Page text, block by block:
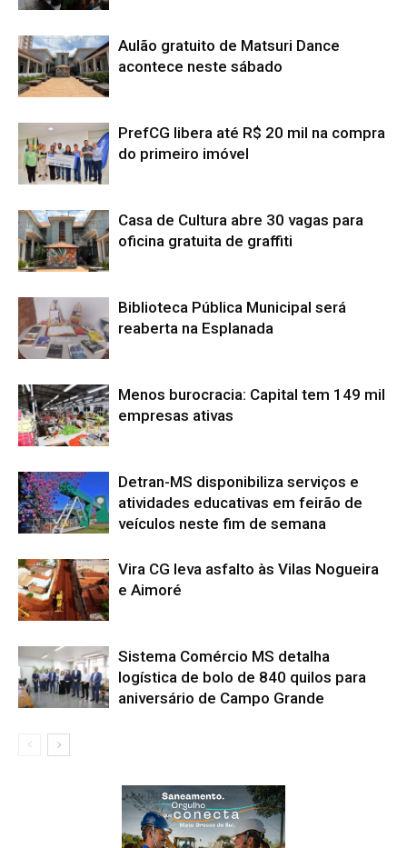
Aulão gratuito de Matsuri Dance
acontece neste sábado
PrefCG libera até R$ 20 mil na compra
do primeiro imóvel
Casa de Cultura abre 30 vagas para
oficina gratuita de graffiti
Biblioteca Pública Municipal será
reaberta na Esplanada
Menos burocracia: Capital tem 149 mil
empresas ativas
Detran-MS disponibiliza serviços e
atividades educativas em feirão de
veículos neste fim de semana
Vira CG leva asfalto às Vilas Nogueira
e Aimoré
Sistema Comércio MS detalha
logística de bolo de 840 quilos para
aniversário de Campo Grande